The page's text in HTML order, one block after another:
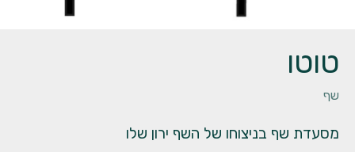
טוטו
שף
מסעדת שף בניצוחו של השף ירון שלו